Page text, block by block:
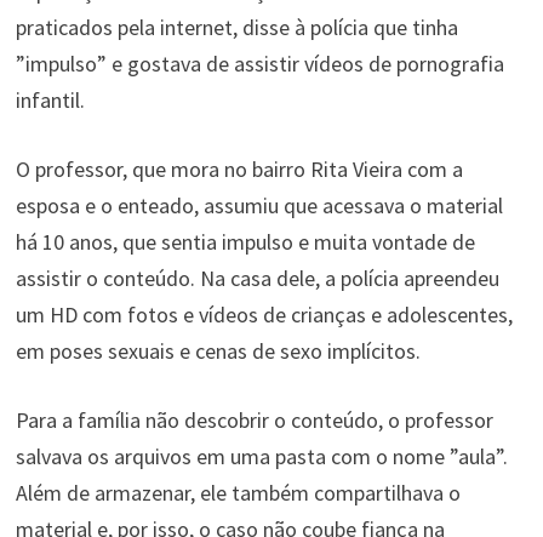
praticados pela internet, disse à polícia que tinha
”impulso” e gostava de assistir vídeos de pornografia
infantil.
O professor, que mora no bairro Rita Vieira com a
esposa e o enteado, assumiu que acessava o material
há 10 anos, que sentia impulso e muita vontade de
assistir o conteúdo. Na casa dele, a polícia apreendeu
um HD com fotos e vídeos de crianças e adolescentes,
em poses sexuais e cenas de sexo implícitos.
Para a família não descobrir o conteúdo, o professor
salvava os arquivos em uma pasta com o nome ”aula”.
Além de armazenar, ele também compartilhava o
material e, por isso, o caso não coube fiança na